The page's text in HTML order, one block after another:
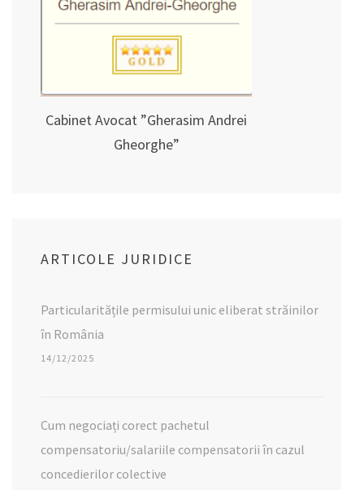
Cabinet Avocat ”Gherasim Andrei
Gheorghe”
ARTICOLE JURIDICE
Particularitățile permisului unic eliberat străinilor
în România
14/12/2025
Cum negociați corect pachetul
compensatoriu/salariile compensatorii în cazul
concedierilor colective